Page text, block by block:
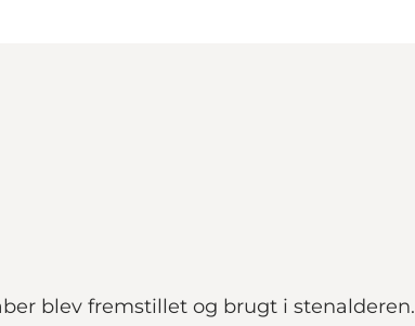
blev fremstillet og brugt i stenalderen.